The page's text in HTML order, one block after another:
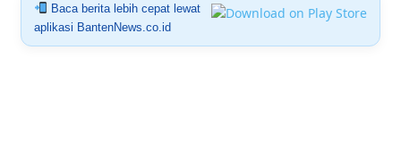
Baca berita lebih cepat lewat
aplikasi BantenNews.co.id